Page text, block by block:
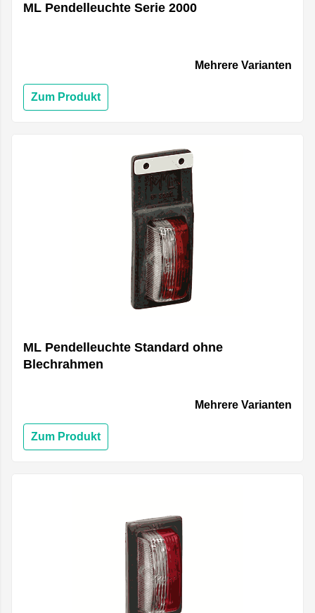
ML Pendelleuchte Serie 2000
Mehrere Varianten
Zum Produkt
ML Pendelleuchte Standard ohne
Blechrahmen
Mehrere Varianten
Zum Produkt